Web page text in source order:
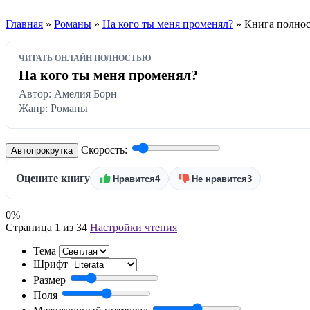
Главная » Романы » На кого ты меня променял? » Книга
ЧИТАТЬ ОНЛАЙН ПОЛНОСТЬЮ
На кого ты меня променял?
Автор: Амелия Борн
Жанр: Романы
Автопрокрутка Скорость:
Оцените книгу Нравится4 Не нравится3
0%
Страница 1 из 34 Настройки чтения
Тема
Шрифт
Размер
Поля